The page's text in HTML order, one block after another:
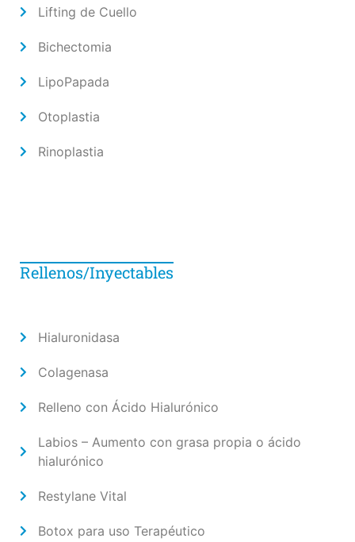
Lifting de Cuello
Bichectomia
LipoPapada
Otoplastia
Rinoplastia
Rellenos/Inyectables
Hialuronidasa
Colagenasa
Relleno con Ácido Hialurónico
Labios – Aumento con grasa propia o ácido
hialurónico
Restylane Vital
Botox para uso Terapéutico